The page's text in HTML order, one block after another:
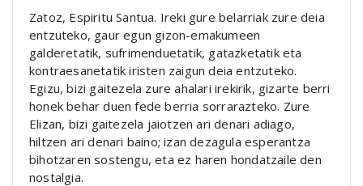
Zatoz, Espiritu Santua. Ireki gure belarriak zure deia
entzuteko, gaur egun gizon-emakumeen
galderetatik, sufrimenduetatik, gatazketatik eta
kontraesanetatik iristen zaigun deia entzuteko.
Egizu, bizi gaitezela zure ahalari irekirik, gizarte berri
honek behar duen fede berria sorrarazteko. Zure
Elizan, bizi gaitezela jaiotzen ari denari adiago,
hiltzen ari denari baino; izan dezagula esperantza
bihotzaren sostengu, eta ez haren hondatzaile den
nostalgia.